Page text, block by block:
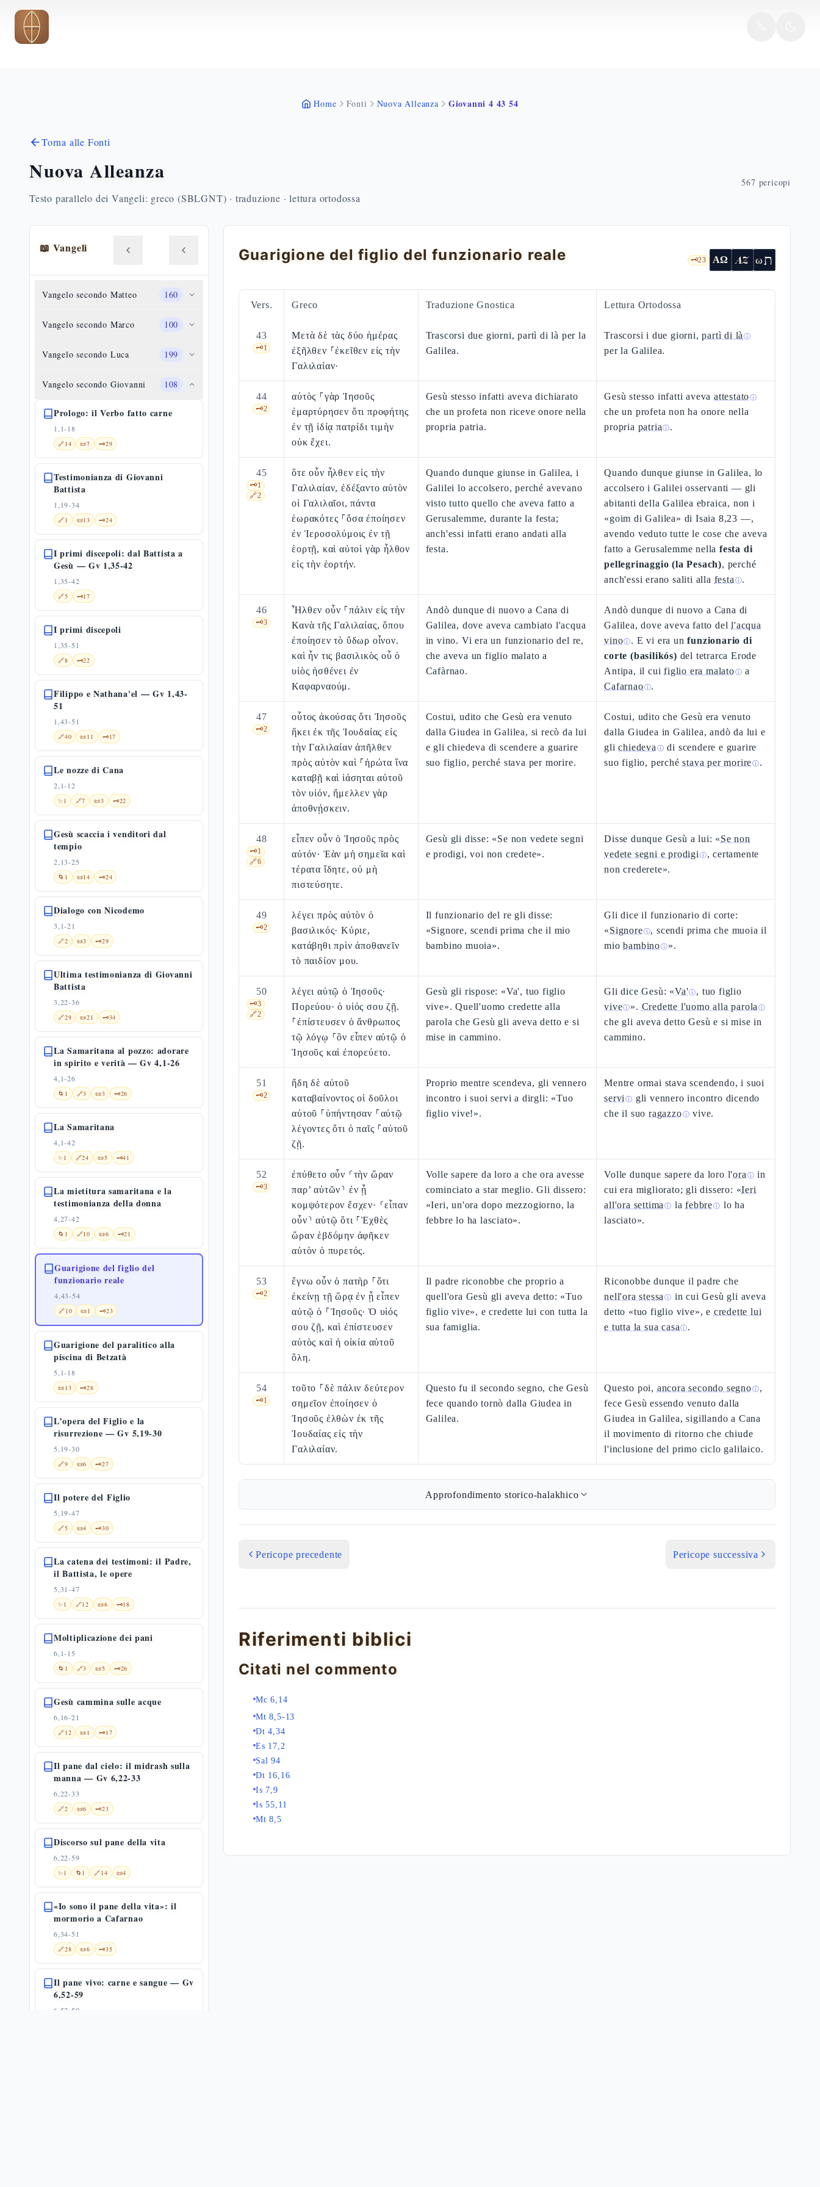
Vai al contenuto principale
Home Fonti Nuova Alleanza Giovanni 4 43 54
Torna alle Fonti
Nuova Alleanza
Testo parallelo dei Vangeli: greco (SBLGNT) · traduzione · lettura ortodossa
567 pericopi
📖 Vangeli
Vangelo secondo Matteo 160
Vangelo secondo Marco 100
Vangelo secondo Luca 199
Vangelo secondo Giovanni 108
Prologo: il Verbo fatto carne
1,1-18
🔗14 📜7 🗝️29
Testimonianza di Giovanni
Battista
1,19-34
🔗1 📜13 🗝️24
I primi discepoli: dal Battista a
Gesù — Gv 1,35-42
1,35-42
🔗5 🗝️17
I primi discepoli
1,35-51
🔗8 🗝️22
Filippo e Nathana'el — Gv 1,43-
51
1,43-51
🔗40 📜11 🗝️17
Le nozze di Cana
2,1-12
✨1 🔗7 📜3 🗝️22
Gesù scaccia i venditori dal
tempio
2,13-25
🌀 1 📜14 🗝️24
Dialogo con Nicodemo
3,1-21
🔗2 📜3 🗝️29
Ultima testimonianza di Giovanni
Battista
3,22-36
🔗29 📜21 🗝️34
La Samaritana al pozzo: adorare
in spirito e verità — Gv 4,1-26
4,1-26
🌀 1 🔗3 📜3 🗝️26
La Samaritana
4,1-42
✨1 🔗24 📜5 🗝️41
La mietitura samaritana e la
testimonianza della donna
4,27-42
🌀 1 🔗10 📜6 🗝️21
Guarigione del figlio del
funzionario reale
4,43-54
🔗10 📜1 🗝️23
Guarigione del paralitico alla
piscina di Betzatà
5,1-18
📜13 🗝️28
L’opera del Figlio e la
risurrezione — Gv 5,19-30
5,19-30
🔗9 📜6 🗝️27
Il potere del Figlio
5,19-47
🔗5 📜4 🗝️30
La catena dei testimoni: il Padre,
il Battista, le opere
5,31-47
✨1 🔗12 📜6 🗝️18
Moltiplicazione dei pani
6,1-15
🌀 1 🔗3 📜5 🗝️26
Gesù cammina sulle acque
6,16-21
🔗12 📜1 🗝️17
Il pane dal cielo: il midrash sulla
manna — Gv 6,22-33
6,22-33
🔗2 📜6 🗝️23
Discorso sul pane della vita
6,22-59
✨1 🌀 1 🔗14 📜4
«Io sono il pane della vita»: il
mormorio a Cafarnao
6,34-51
🔗28 📜6 🗝️35
Il pane vivo: carne e sangue — Gv
6,52-59
6,52-59
Guarigione del figlio del funzionario reale 🗝️23 ΑΩ AZ ωת
Vers. Greco Traduzione Gnostica Lettura Ortodossa
43
🗝️1
Μετὰ δὲ τὰς δύο ἡμέρας
ἐξῆλθεν ⸀ἐκεῖθεν εἰς τὴν
Γαλιλαίαν·
Trascorsi due giorni, partì di là per la
Galilea.
Trascorsi i due giorni,partì di là ⓘ
per la Galilea.
44
🗝️2
αὐτὸς ⸀γὰρ Ἰησοῦς
ἐμαρτύρησεν ὅτι προφήτης
ἐν τῇ ἰδίᾳ πατρίδι τιμὴν
οὐκ ἔχει.
Gesù stesso infatti aveva dichiarato
che un profeta non riceve onore nella
propria patria.
Gesù stesso infatti avevaattestatoⓘ
che un profeta non ha onore nella
propria patria ⓘ.
45
🗝️1
🔗2
ὅτε οὖν ἦλθεν εἰς τὴν
Γαλιλαίαν, ἐδέξαντο αὐτὸν
οἱ Γαλιλαῖοι, πάντα
ἑωρακότες ⸀ὅσα ἐποίησεν
ἐν Ἱεροσολύμοις ἐν τῇ
ἑορτῇ, καὶ αὐτοὶ γὰρ ἦλθον
εἰς τὴν ἑορτήν.
Quando dunque giunse in Galilea, i
Galilei lo accolsero, perché avevano
visto tutto quello che aveva fatto a
Gerusalemme, durante la festa;
anch'essi infatti erano andati alla
festa.
Quando dunque giunse in Galilea, lo
accolsero i Galilei osservanti — gli
abitanti della Galilea ebraica, non i
«goim di Galilea» di Isaia 8,23 —,
avendo veduto tutte le cose che aveva
fatto a Gerusalemme nellafesta di
pellegrinaggio (la Pesach), perché
anch'essi erano saliti alla festa ⓘ.
46
🗝️3
Ἦλθεν οὖν ⸀πάλιν εἰς τὴν
Κανὰ τῆς Γαλιλαίας, ὅπου
ἐποίησεν τὸ ὕδωρ οἶνον.
καὶ ἦν τις βασιλικὸς οὗ ὁ
υἱὸς ἠσθένει ἐν
Καφαρναούμ.
Andò dunque di nuovo a Cana di
Galilea, dove aveva cambiato l'acqua
in vino. Vi era un funzionario del re,
che aveva un figlio malato a
Cafàrnao.
Andò dunque di nuovo a Cana di
Galilea, dove aveva fatto dell'acqua
vinoⓘ. E vi era unfunzionario di
corte (basilikós) del tetrarca Erode
Antipa, il cuifiglio era malatoⓘ a
Cafarnaoⓘ.
47
🗝️2
οὗτος ἀκούσας ὅτι Ἰησοῦς
ἥκει ἐκ τῆς Ἰουδαίας εἰς
τὴν Γαλιλαίαν ἀπῆλθεν
πρὸς αὐτὸν καὶ ⸀ἠρώτα ἵνα
καταβῇ καὶ ἰάσηται αὐτοῦ
τὸν υἱόν, ἤμελλεν γὰρ
ἀποθνῄσκειν.
Costui, udito che Gesù era venuto
dalla Giudea in Galilea, si recò da lui
e gli chiedeva di scendere a guarire
suo figlio, perché stava per morire.
Costui, udito che Gesù era venuto
dalla Giudea in Galilea, andò da lui e
glichiedeva ⓘ di scendere e guarire
suo figlio, perchéstava per morireⓘ.
48
🗝️1
🔗6
εἶπεν οὖν ὁ Ἰησοῦς πρὸς
αὐτόν· Ἐὰν μὴ σημεῖα καὶ
τέρατα ἴδητε, οὐ μὴ
πιστεύσητε.
Gesù gli disse: «Se non vedete segni
e prodigi, voi non credete».
Disse dunque Gesù a lui: «Se non
vedete segni e prodigi ⓘ, certamente
non crederete».
49
🗝️2
λέγει πρὸς αὐτὸν ὁ
βασιλικός· Κύριε,
κατάβηθι πρὶν ἀποθανεῖν
τὸ παιδίον μου.
Il funzionario del re gli disse:
«Signore, scendi prima che il mio
bambino muoia».
Gli dice il funzionario di corte:
«Signoreⓘ, scendi prima che muoia il
miobambinoⓘ».
50
🗝️3
🔗2
λέγει αὐτῷ ὁ Ἰησοῦς·
Πορεύου· ὁ υἱός σου ζῇ.
⸀ἐπίστευσεν ὁ ἄνθρωπος
τῷ λόγῳ ⸀ὃν εἶπεν αὐτῷ ὁ
Ἰησοῦς καὶ ἐπορεύετο.
Gesù gli rispose: «Va', tuo figlio
vive». Quell'uomo credette alla
parola che Gesù gli aveva detto e si
mise in cammino.
Gli dice Gesù: «Va'ⓘ, tuo figlio
viveⓘ». Credette l'uomo alla parola ⓘ
che gli aveva detto Gesù e si mise in
cammino.
51
🗝️2
ἤδη δὲ αὐτοῦ
καταβαίνοντος οἱ δοῦλοι
αὐτοῦ ⸀ὑπήντησαν ⸀αὐτῷ
λέγοντες ὅτι ὁ παῖς ⸀αὐτοῦ
ζῇ.
Proprio mentre scendeva, gli vennero
incontro i suoi servi a dirgli: «Tuo
figlio vive!».
Mentre ormai stava scendendo, i suoi
servi ⓘ gli vennero incontro dicendo
che il suoragazzoⓘ vive.
52
🗝️3
ἐπύθετο οὖν ⸂τὴν ὥραν
παρ’ αὐτῶν⸃ ἐν ᾗ
κομψότερον ἔσχεν· ⸂εἶπαν
οὖν⸃ αὐτῷ ὅτι ⸀Ἐχθὲς
ὥραν ἑβδόμην ἀφῆκεν
αὐτὸν ὁ πυρετός.
Volle sapere da loro a che ora avesse
cominciato a star meglio. Gli dissero:
«Ieri, un'ora dopo mezzogiorno, la
febbre lo ha lasciato».
Volle dunque sapere da loro l'ora ⓘ in
cui era migliorato; gli dissero: «Ieri
all'ora settima ⓘ lafebbreⓘ lo ha
lasciato».
53
🗝️2
ἔγνω οὖν ὁ πατὴρ ⸀ὅτι
ἐκείνῃ τῇ ὥρᾳ ἐν ᾗ εἶπεν
αὐτῷ ὁ ⸀Ἰησοῦς· Ὁ υἱός
σου ζῇ, καὶ ἐπίστευσεν
αὐτὸς καὶ ἡ οἰκία αὐτοῦ
ὅλη.
Il padre riconobbe che proprio a
quell'ora Gesù gli aveva detto: «Tuo
figlio vive», e credette lui con tutta la
sua famiglia.
Riconobbe dunque il padre che
nell'ora stessa ⓘ in cui Gesù gli aveva
detto «tuo figlio vive», e credette lui
e tutta la sua casa ⓘ.
54
🗝️1
τοῦτο ⸀δὲ πάλιν δεύτερον
σημεῖον ἐποίησεν ὁ
Ἰησοῦς ἐλθὼν ἐκ τῆς
Ἰουδαίας εἰς τὴν
Γαλιλαίαν.
Questo fu il secondo segno, che Gesù
fece quando tornò dalla Giudea in
Galilea.
Questo poi, ancora secondo segnoⓘ,
fece Gesù essendo venuto dalla
Giudea in Galilea, sigillando a Cana
il movimento di ritorno che chiude
l'inclusione del primo ciclo galilaico.
Approfondimento storico-halakhico
Pericope precedente Pericope successiva
Riferimenti biblici
Citati nel commento
Mc 6,14
Mt 8,5-13
Dt 4,34
Es 17,2
Sal 94
Dt 16,16
Is 7,9
Is 55,11
Mt 8,5